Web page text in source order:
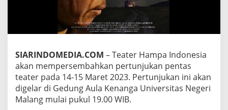
H
M
P
N
D
O
N
E
S
SIARINDOMEDIA.COM – Teater Hampa Indonesia
akan mempersembahkan pertunjukan pentas
teater pada 14-15 Maret 2023. Pertunjukan ini akan
digelar di Gedung Aula Kenanga Universitas Negeri
Malang mulai pukul 19.00 WIB.